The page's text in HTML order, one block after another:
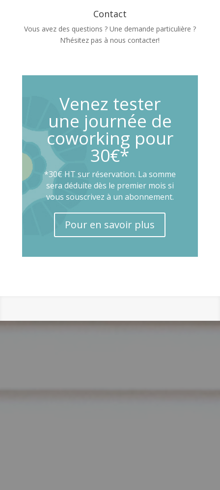
Contact
Vous avez des questions ? Une demande particulière ?
N’hésitez pas à nous contacter!
Venez tester
une journée de
coworking pour
30€*
*30€ HT sur réservation. La somme
sera déduite dès le premier mois si
vous souscrivez à un abonnement.
Pour en savoir plus